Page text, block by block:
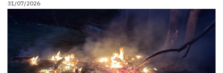
i
Esports
Mai
tant!
31/07/2026